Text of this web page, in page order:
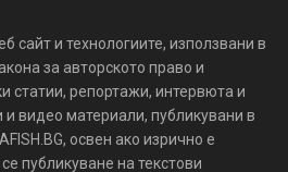
сайт и технологиите, използвани в
за авторското право и
статии, репортажи, интервюта и
и видео материали, публикувани в
освен ако изрично е
публикуване на текстови